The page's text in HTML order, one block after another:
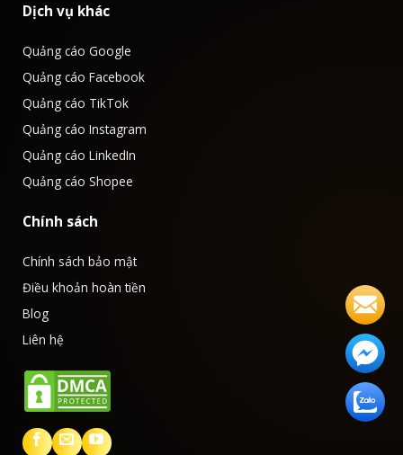
Dịch vụ khác
Quảng cáo Google
Quảng cáo Facebook
Quảng cáo TikTok
Quảng cáo Instagram
Quảng cáo LinkedIn
Quảng cáo Shopee
Chính sách
Chính sách bảo mật
Điều khoản hoàn tiền
Blog
Liên hệ